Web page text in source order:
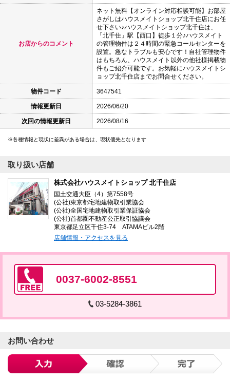
お店からのコメント
ネット無料【オンライン対応相談可能】お部屋
さがしはハウスメイトショップ北千住店にお任
せ下さい♪ハウスメイトショップ北千住は、
「北千住」駅【西口】徒歩１分♪ハウスメイト
の管理物件は２４時間の緊急コールセンターを
設置。急なトラブルも安心です！自社管理物件
はもちろん、ハウスメイト以外の他社様掲載物
件もご紹介可能です。お気軽にハウスメイトシ
ョップ北千住店までお問合せください。
物件コード 3647541
情報更新日 2026/06/20
次回の情報更新日 2026/08/16
各種情報と現状に差異がある場合は、現状優先となります
取り扱い店舗
株式会社ハウスメイトショップ 北千住店
国土交通大臣（4）第7558号
(公社)東京都宅地建物取引業協会
(公社)全国宅地建物取引業保証協会
(公社)首都圏不動産公正取引協議会
東京都足立区千住3-74 ATAMAビル2階
店舗情報・アクセスを見る
0037-6002-8551
03-5284-3861
お問い合わせ